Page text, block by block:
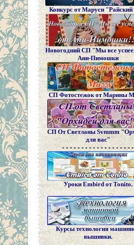
Конкурс от Маруси "Райский
Новогодний СП "Мы все
Ани-Пимошки
СП Фотостежок от Марины
СП От Светланы Svmmm
для вас"
- - - - - - - - - - - - - - - - - - -
Уроки Embird от Tonito.
Курсы технология
вышивки.